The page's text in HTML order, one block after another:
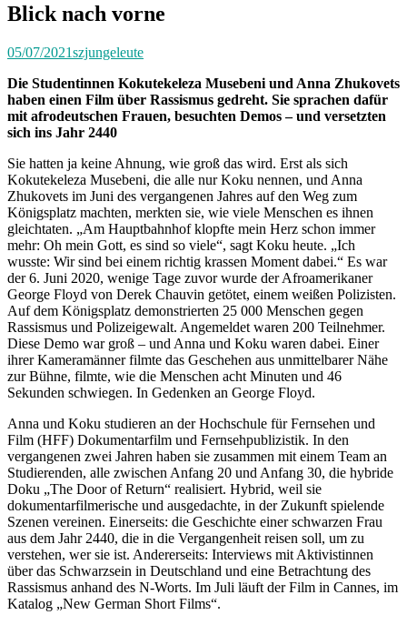
Blick nach vorne
05/07/2021szjungeleute
Die Studentinnen Kokutekeleza Musebeni und Anna Zhukovets
haben einen Film über Rassismus gedreht. Sie sprachen dafür
mit afrodeutschen Frauen, besuchten Demos – und versetzten
sich ins Jahr 2440
Sie hatten ja keine Ahnung, wie groß das wird. Erst als sich
Kokutekeleza Musebeni, die alle nur Koku nennen, und Anna
Zhukovets im Juni des vergangenen Jahres auf den Weg zum
Königsplatz machten, merkten sie, wie viele Menschen es ihnen
gleichtaten. „Am Hauptbahnhof klopfte mein Herz schon immer
mehr: Oh mein Gott, es sind so viele“, sagt Koku heute. „Ich
wusste: Wir sind bei einem richtig krassen Moment dabei.“ Es war
der 6. Juni 2020, wenige Tage zuvor wurde der Afroamerikaner
George Floyd von Derek Chauvin getötet, einem weißen Polizisten.
Auf dem Königsplatz demonstrierten 25 000 Menschen gegen
Rassismus und Polizeigewalt. Angemeldet waren 200 Teilnehmer.
Diese Demo war groß – und Anna und Koku waren dabei. Einer
ihrer Kameramänner filmte das Geschehen aus unmittelbarer Nähe
zur Bühne, filmte, wie die Menschen acht Minuten und 46
Sekunden schwiegen. In Gedenken an George Floyd.
Anna und Koku studieren an der Hochschule für Fernsehen und
Film (HFF) Dokumentarfilm und Fernsehpublizistik. In den
vergangenen zwei Jahren haben sie zusammen mit einem Team an
Studierenden, alle zwischen Anfang 20 und Anfang 30, die hybride
Doku „The Door of Return“ realisiert. Hybrid, weil sie
dokumentarfilmerische und ausgedachte, in der Zukunft spielende
Szenen vereinen. Einerseits: die Geschichte einer schwarzen Frau
aus dem Jahr 2440, die in die Vergangenheit reisen soll, um zu
verstehen, wer sie ist. Andererseits: Interviews mit Aktivistinnen
über das Schwarzsein in Deutschland und eine Betrachtung des
Rassismus anhand des N-Worts. Im Juli läuft der Film in Cannes, im
Katalog „New German Short Films“.